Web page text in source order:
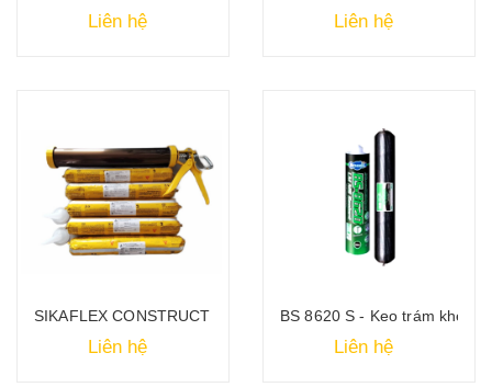
Liên hệ Liên hệ
SIKAFLEX CONSTRUCTION AP - Keo trám khe
Liên hệ
BS 8620 S - Keo trám khe
Liên hệ